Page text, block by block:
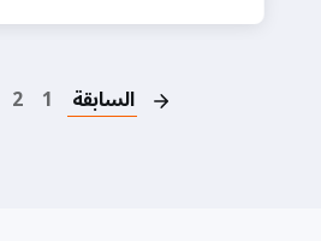
السابقة 1
2